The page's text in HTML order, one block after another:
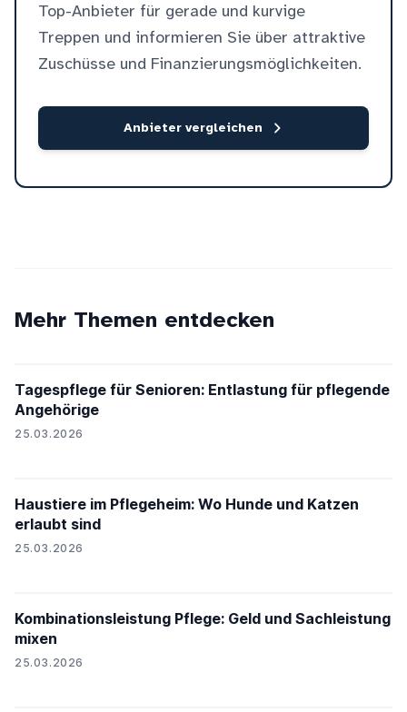
Top-Anbieter für gerade und kurvige
Treppen und informieren Sie über attraktive
Zuschüsse und Finanzierungsmöglichkeiten.
Anbieter vergleichen
Mehr Themen entdecken
Tagespflege für Senioren: Entlastung für pflegende
Angehörige
25.03.2026
Haustiere im Pflegeheim: Wo Hunde und Katzen
erlaubt sind
25.03.2026
Kombinationsleistung Pflege: Geld und Sachleistung
mixen
25.03.2026